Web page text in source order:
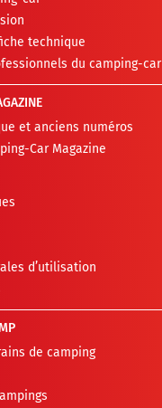
technique
du camping-car
et anciens numéros
Car Magazine
d’utilisation
de camping